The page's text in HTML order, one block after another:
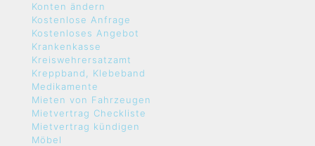
Konten ändern
Kostenlose Anfrage
Kostenloses Angebot
Krankenkasse
Kreiswehrersatzamt
Kreppband, Klebeband
Medikamente
Mieten von Fahrzeugen
Mietvertrag Checkliste
Mietvertrag kündigen
Möbel